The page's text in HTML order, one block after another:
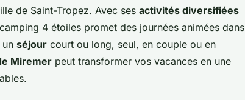
de Saint-Tropez. Avec ses activités diversifiées
4 étoiles promet des journées animées dans
séjour court ou long, seul, en couple ou en
Miremer peut transformer vos vacances en une